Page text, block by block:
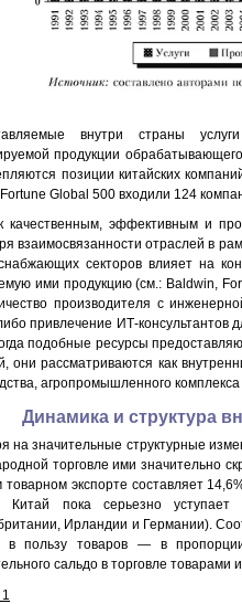
внутри страны
продукции
позиции китайских
Global 500 входили 124
качественным, эффективным и
взаимосвязанности отраслей в
секторов влияет на
ими продукцию (см.: Baldwin,
производителя с
привлечение ИТ-консультантов
подобные ресурсы
они рассматриваются как
агропромышленного комплекса
Динамика и структура
на значительные структурные
торговле ими значительно
экспорте составляет
Китай пока серьезно
Ирландии и Германии).
в пользу товаров — в
сальдо в торговле товарами